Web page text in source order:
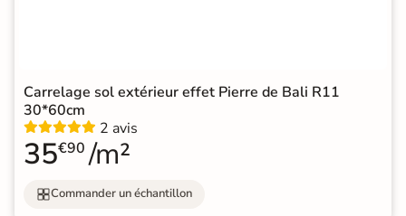
Carrelage sol extérieur effet Pierre de Bali R11
30*60cm
2 avis
35€90 /m²
Commander un échantillon